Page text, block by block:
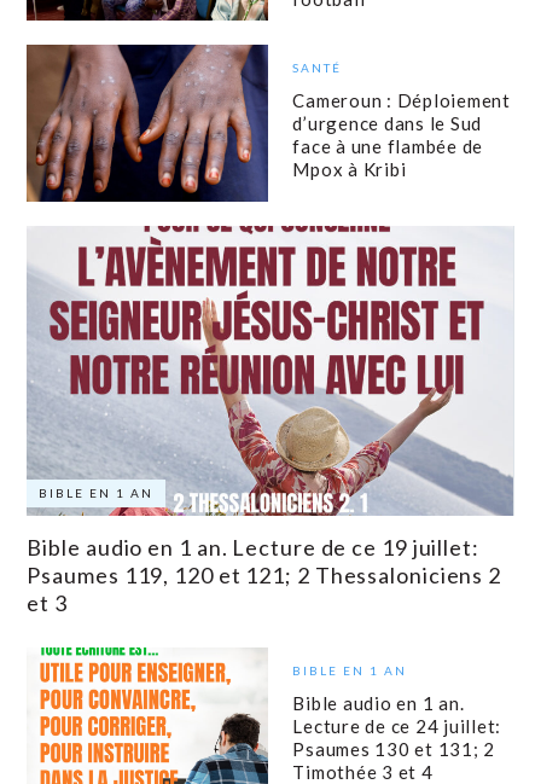
SANTÉ
Cameroun : Déploiement
d’urgence dans le Sud
face à une flambée de
Mpox à Kribi
BIBLE EN 1 AN
Bible audio en 1 an. Lecture de ce 19 juillet:
Psaumes 119, 120 et 121; 2 Thessaloniciens 2
et 3
BIBLE EN 1 AN
Bible audio en 1 an.
Lecture de ce 24 juillet:
Psaumes 130 et 131; 2
Timothée 3 et 4